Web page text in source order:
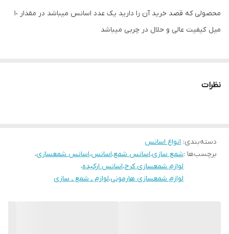
محصولی که قصد خرید آن را دارید یک عدد اسانس میباشد در مقدار ١٠
میل کیفیت عالی و حلال در چربی میباشد
نظرات
دسته‌بندی: انواع اسانس
برچسب‌ها :شمع سازی،اسانس شمع،اسانس،اسانس شمعسازی،
لوازم شمعسازی کرج،اسانس ارکیده،
لوازم شمعسازی هارمونی،لوازم ـ شمع ـ سازی